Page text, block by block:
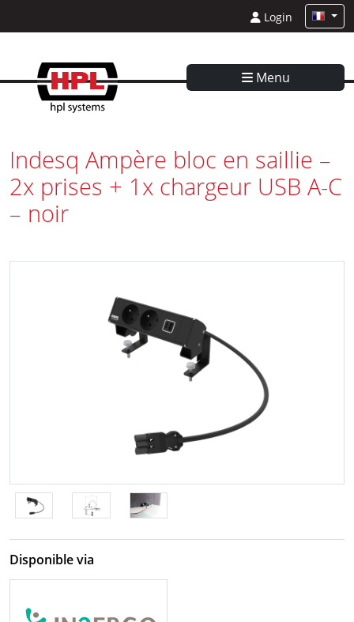
Login
Menu
Indesq Ampère bloc en saillie –
2x prises + 1x chargeur USB A-C
– noir
Disponible via